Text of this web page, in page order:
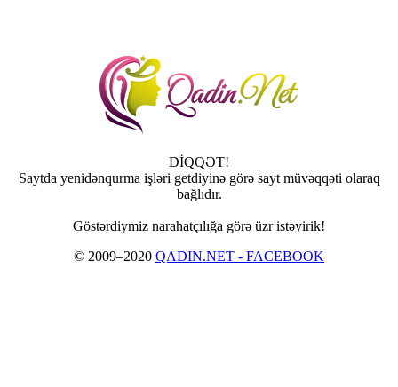
DİQQƏT!
Saytda yenidənqurma işləri getdiyinə görə sayt müvəqqəti olaraq
bağlıdır.
Göstərdiymiz narahatçılığa görə üzr istəyirik!
© 2009–2020 QADIN.NET - FACEBOOK